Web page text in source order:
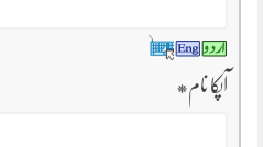
آپکا نام*